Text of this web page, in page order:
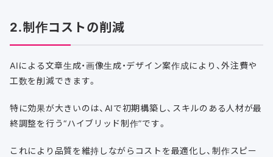
2.制作コストの削減
AIによる文章生成・画像生成・デザイン案作成により、外注費や
工数を削減できます。
特に効果が大きいのは、AIで初期構築し、スキルのある人材が最
終調整を行う“ハイブリッド制作”です。
これにより品質を維持しながらコストを最適化し、制作スピー